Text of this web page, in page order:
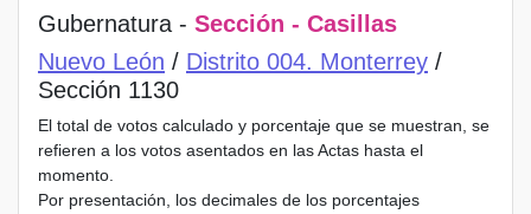
Gubernatura - Sección - Casillas
Nuevo León / Distrito 004. Monterrey /
Sección 1130
El total de votos calculado y porcentaje que se muestran, se
refieren a los votos asentados en las Actas hasta el
momento.
Por presentación, los decimales de los porcentajes